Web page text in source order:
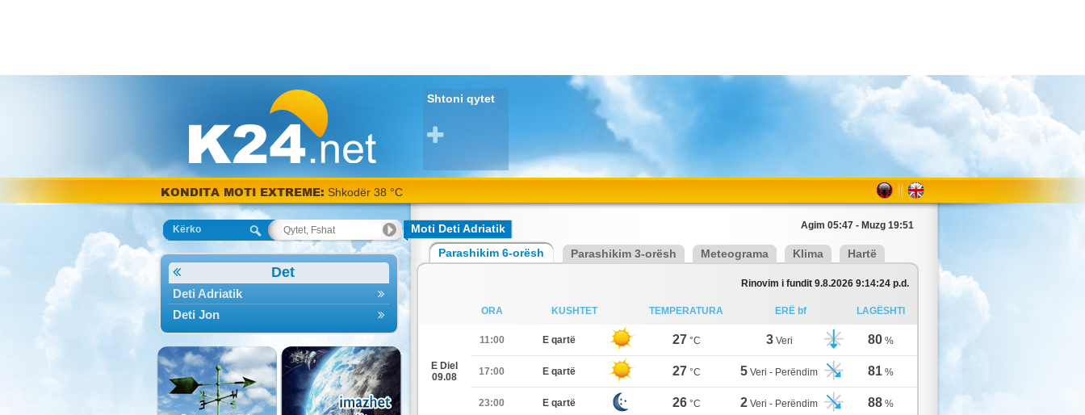
Shtoni qytet
KONDITA MOTI EXTREME: Shkodër 38 °C
Kërko
Det
Deti Adriatik
Deti Jon
Moti Deti Adriatik Agim 05:47 - Muzg 19:51
Parashikim 6-orësh Parashikim 3-orësh Meteograma Klima Hartë
Rinovim i fundit 9.8.2026 9:14:24 p.d.
ORA KUSHTET TEMPERATURA ERË bf LAGËSHTI
E Diel
09.08
11:00 E qartë 27 °C 3 Veri 80 %
17:00 E qartë 27 °C 5 Veri - Perëndim 81 %
23:00 E qartë 26 °C 2 Veri - Perëndim 88 %